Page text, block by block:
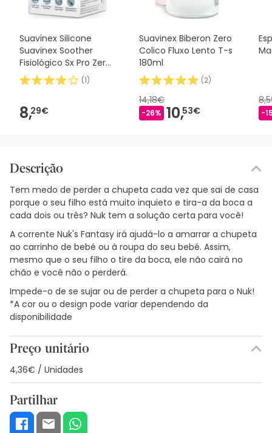
Suavinex Silicone
Suavinex Soother
Fisiológico Sx Pro Zero
2m 1 peça
(1)
8,29€
Suavinex Biberon Zero
Colico Fluxo Lento T-s
180ml
(2)
14,18€
-26% 10,53€ -
Descrição
Tem medo de perder a chupeta cada vez que sai de casa
porque o seu filho está muito inquieto e tira-a da boca a
cada dois ou três? Nuk tem a solução certa para você!
A corrente Nuk's Fantasy irá ajudá-lo a amarrar a chupeta
ao carrinho de bebé ou à roupa do seu bebé. Assim,
mesmo que o seu filho o tire da boca, ele não cairá no
chão e você não o perderá.
Impede-o de se sujar ou de perder a chupeta para o Nuk!
*A cor ou o design pode variar dependendo da
disponibilidade
Preço unitário
4,36€ / Unidades
Partilhar